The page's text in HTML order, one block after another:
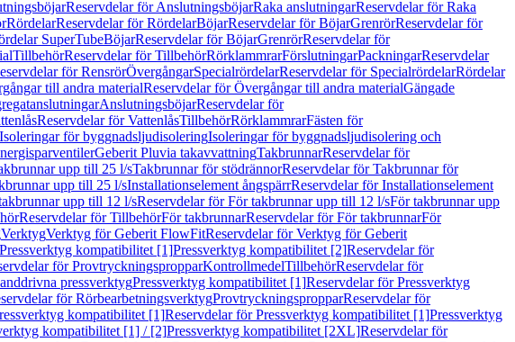
Reservdelar för AnslutningsböjarRaka anslutningarReservdelar för Raka
RördelarReservdelar för RördelarBöjarReservdelar för BöjarGrenrörReservdelar för
SuperTubeBöjarReservdelar för BöjarGrenrörReservdelar för
TillbehörReservdelar för TillbehörRörklammrarFörslutningarPackningarReservdelar
för RensrörÖvergångarSpecialrördelarReservdelar för SpecialrördelarRördelar
till andra materialReservdelar för Övergångar till andra materialGängade
AnslutningsböjarReservdelar för
Reservdelar för VattenlåsTillbehörRörklammrarFästen för
Isoleringar för byggnadsljudisoleringIsoleringar för byggnadsljudisolering och
Geberit Pluvia takavvattningTakbrunnarReservdelar för
upp till 25 l/sTakbrunnar för stödrännorReservdelar för Takbrunnar för
upp till 25 l/sInstallationselement ångspärrReservdelar för Installationselement
upp till 12 l/sReservdelar för För takbrunnar upp till 12 l/sFör takbrunnar upp
Reservdelar för TillbehörFör takbrunnarReservdelar för För takbrunnarFör
VerktygVerktyg för Geberit FlowFitReservdelar för Verktyg för Geberit
kompatibilitet [1]Pressverktyg kompatibilitet [2]Reservdelar för
för ProvtryckningspropparKontrollmedelTillbehörReservdelar för
pressverktygPressverktyg kompatibilitet [1]Reservdelar för Pressverktyg
för RörbearbetningsverktygProvtryckningspropparReservdelar för
kompatibilitet [1]Reservdelar för Pressverktyg kompatibilitet [1]Pressverktyg
kompatibilitet [1] / [2]Pressverktyg kompatibilitet [2XL]Reservdelar för